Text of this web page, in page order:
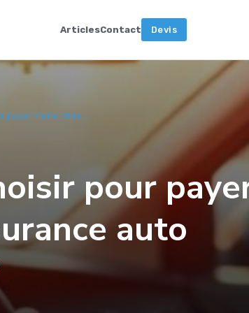
ArticlesContact Devis
payer moins cher ...
pour
auto